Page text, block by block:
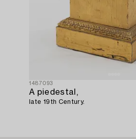
1487093
A piedestal,
late 19th Century.